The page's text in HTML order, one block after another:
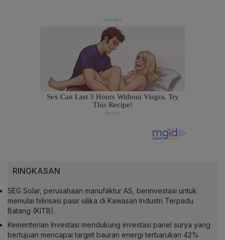
RINGKASAN
SEG Solar, perusahaan manufaktur AS, berinvestasi untuk
memulai hilirisasi pasir silika di Kawasan Industri Terpadu
Batang (KITB).
Kementerian Investasi mendukung investasi panel surya yang
bertujuan mencapai target bauran energi terbarukan 42%